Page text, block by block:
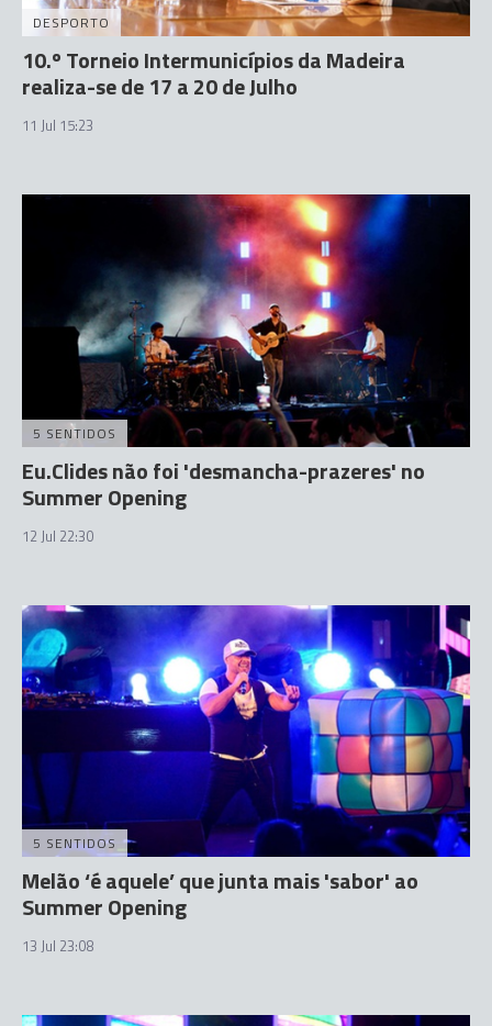
DESPORTO
10.º Torneio Intermunicípios da Madeira
realiza-se de 17 a 20 de Julho
11 Jul 15:23
5 SENTIDOS
Eu.Clides não foi 'desmancha-prazeres' no
Summer Opening
12 Jul 22:30
5 SENTIDOS
Melão ‘é aquele’ que junta mais 'sabor' ao
Summer Opening
13 Jul 23:08